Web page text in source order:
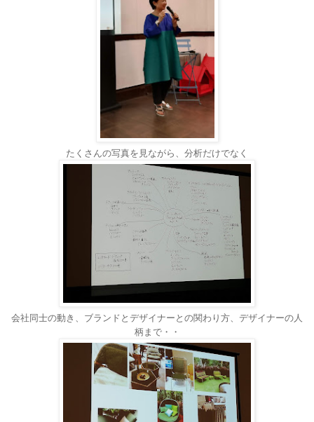
たくさんの写真を見ながら、分析だけでなく
会社同士の動き、ブランドとデザイナーとの関わり方、デザイナーの人
柄まで・・